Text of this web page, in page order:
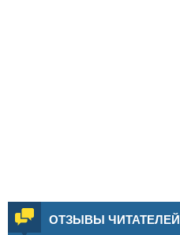
ОТЗЫВЫ ЧИТАТЕЛЕЙ